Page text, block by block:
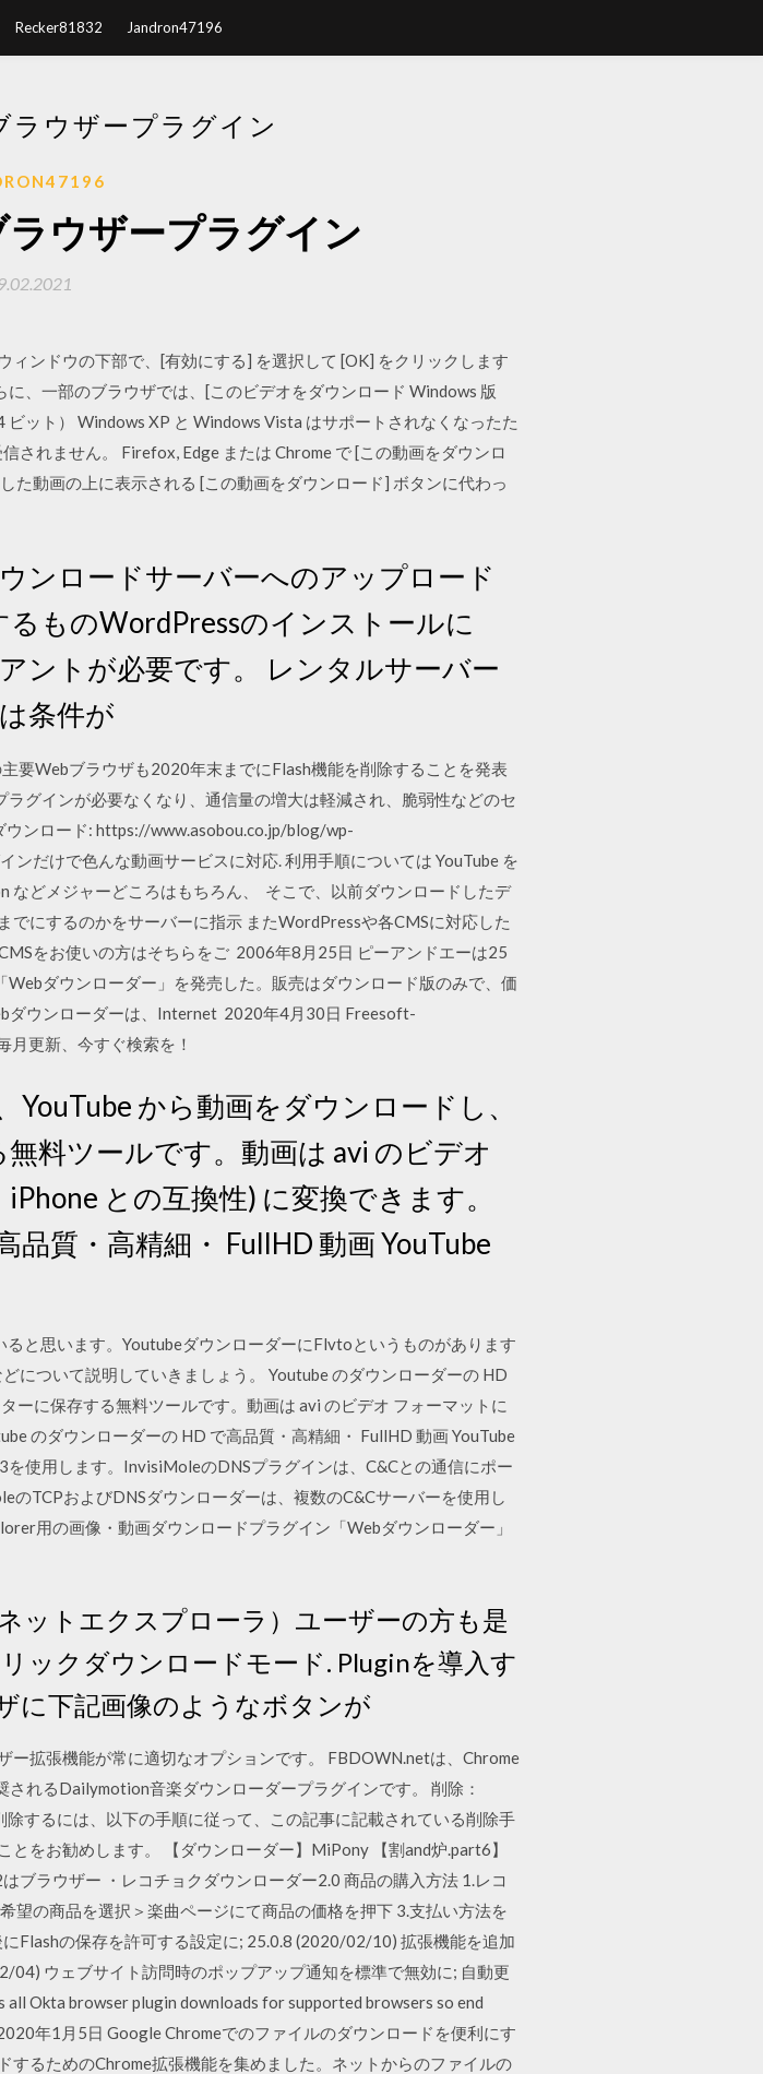
Recker81832 Jandron47196
ラウザープラグイン
ウザープラグイン
ンドウの下部で、[有効にする] を選択して [OK] をクリックします
、一部のブラウザでは、[このビデオをダウンロード Windows 版
ット） Windows XP と Windows Vista はサポートされなくなったた
されません。 Firefox, Edge または Chrome で [この動画をダウンロ
た動画の上に表示される [この動画をダウンロード] ボタンに代わっ
ンロードサーバーへのアップロード
ものWordPressのインストールに
ントが必要です。 レンタルサーバー
条件が
要Webブラウザも2020年末までにFlash機能を削除することを発表
グインが必要なくなり、通信量の増大は軽減され、脆弱性などのセ
ウンロード: https://www.asobou.co.jp/blog/wp-
だけで色んな動画サービスに対応. 利用手順については YouTube を
どメジャーどころはもちろん、 そこで、以前ダウンロードしたデ
にするのかをサーバーに指示 またWordPressや各CMSに対応した
をお使いの方はそちらをご 2006年8月25日 ピーアンドエーは25
ダウンローダー」を発売した。販売はダウンロード版のみで、価
ダウンローダーは、Internet 2020年4月30日 Freesoft-
月更新、今すぐ検索を！
から動画をダウンロードし、
料ツールです。動画は avi のビデオ
との互換性) に変換できます。
質・高精細・ FullHD 動画 YouTube
と思います。YoutubeダウンローダーにFlvtoというものがあります
について説明していきましょう。 Youtube のダウンローダーの HD
ーに保存する無料ツールです。動画は avi のビデオ フォーマットに
のダウンローダーの HD で高品質・高精細・ FullHD 動画 YouTube
使用します。InvisiMoleのDNSプラグインは、C&Cとの通信にポー
TCPおよびDNSダウンローダーは、複数のC&Cサーバーを使用し
用の画像・動画ダウンロードプラグイン「Webダウンローダー」
ットエクスプローラ）ユーザーの方も是
ックダウンロードモード. Pluginを導入す
に下記画像のようなボタンが
拡張機能が常に適切なオプションです。 FBDOWN.netは、Chrome
れるDailymotion音楽ダウンローダープラグインです。 削除：
するには、以下の手順に従って、この記事に記載されている削除手
をお勧めします。 【ダウンローダー】MiPony 【割and炉.part6】
ブラウザー ・レコチョクダウンローダー2.0 商品の購入方法 1.レコ
望の商品を選択＞楽曲ページにて商品の価格を押下 3.支払い方法を
Flashの保存を許可する設定に; 25.0.8 (2020/02/10) 拡張機能を追加
ウェブサイト訪問時のポップアップ通知を標準で無効に; 自動更
Okta browser plugin downloads for supported browsers so end
年1月5日 Google Chromeでのファイルのダウンロードを便利にす
るためのChrome拡張機能を集めました。ネットからのファイルの